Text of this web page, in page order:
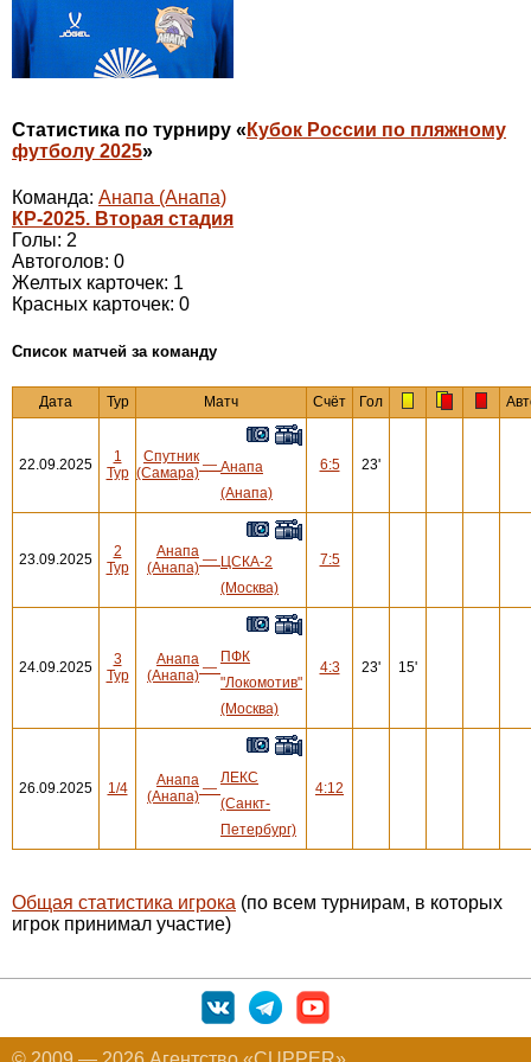
Статистика по турниру « Кубок России по пляжному
футболу 2025»
Команда: Анапа (Анапа)
КР-2025. Вторая стадия
Голы: 2
Автоголов: 0
Желтых карточек: 1
Красных карточек: 0
Cписок матчей за команду
Дата Тур Матч Счёт Гол
22.09.2025
1
Тур
Спутник
(Самара) — Анапа
(Анапа)
6:5 23'
23.09.2025
2
Тур
Анапа
(Анапа) — ЦСКА-2
(Москва)
7:5
24.09.2025
3
Тур
Анапа
(Анапа) —
ПФК
"Локомотив"
(Москва)
4:3 23' 15'
26.09.2025 1/4
Анапа
(Анапа) —
ЛЕКС
(Санкт-
Петербург)
4:12
Общая статистика игрока (по всем турнирам, в которых
игрок принимал участие)